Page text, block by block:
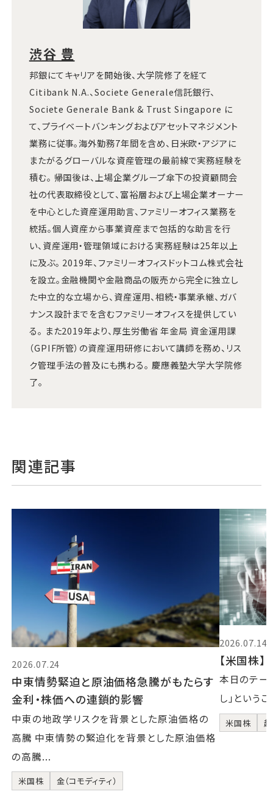
渋谷 豊
邦銀にてキャリアを開始後、大学院修了を経て
Citibank N.A.、Societe Generale信託銀行、
Societe Generale Bank & Trust Singapore に
て、プライベートバンキングおよびアセットマネジメント
業務に従事。海外勤務7年間を含め、日米欧・アジアに
またがるグローバルな資産管理の最前線で実務経験を
積む。 帰国後は、上場企業グループ傘下の投資顧問会
社の代表取締役として、富裕層および上場企業オーナー
を中心とした資産運用助言、ファミリーオフィス業務を
統括。個人資産から事業資産まで包括的な助言を行
い、資産運用・管理領域における実務経験は25年以上
に及ぶ。 2019年、ファミリーオフィスドットコム株式会社
を設立。金融機関や金融商品の販売から完全に独立し
た中立的な立場から、資産運用、相続・事業承継、ガバ
ナンス設計までを含むファミリーオフィスを提供してい
る。 また2019年より、厚生労働省 年金局 資金運用課
（GPIF所管）の資産運用研修において講師を務め、リス
ク管理手法の普及にも携わる。 慶應義塾大学大学院修
了。
関連記事
2026.07.24
中東情勢緊迫と原油価格急騰がもたらす
金利・株価への連鎖的影響
中東の地政学リスクを背景とした原油価格の
高騰 中東情勢の緊迫化を背景とした原油価格
の高騰...
米国株 金（コモディティ）
2026.07.14
【米国株
本日のテー
し」という
米国株